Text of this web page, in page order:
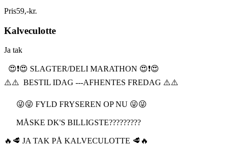
Pris59,-kr.
Kalveculotte
Ja tak
😍❗️😍 SLAGTER/DELI MARATHON 😍❗️😍
⚠️⚠️ BESTIL IDAG ---AFHENTES FREDAG ⚠️⚠️
😜😜 FYLD FRYSEREN OP NU 😜😜
MÅSKE DK'S BILLIGSTE?????????
🔥🥩 JA TAK PÅ KALVECULOTTE 🥩🔥